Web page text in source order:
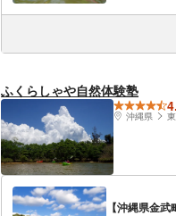
ふくらしゃや自然体験塾
沖縄県
【沖縄県金